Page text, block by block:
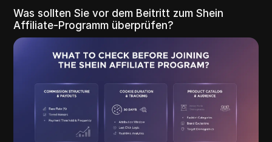
Was sollten Sie vor dem Beitritt zum Shein
Affiliate-Programm überprüfen?